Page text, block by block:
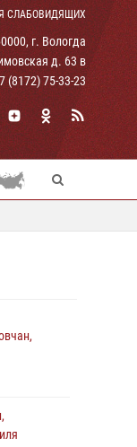
СЛАБОВИДЯЩИХ
г. Вологда
д. 63 в
(8172) 75-33-23